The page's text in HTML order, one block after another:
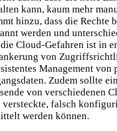
kann, kaum mehr
hinzu, dass die Rechte
werden und
Cloud-Gefahren ist in
von
Management
Zudem sollte
von verschiedenen
versteckte, falsch
werden können.